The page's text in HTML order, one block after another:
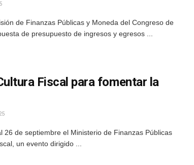
de Finanzas Públicas y Moneda del Congreso de
de presupuesto de ingresos y egresos ...
Fiscal para fomentar la
de septiembre el Ministerio de Finanzas Públicas
un evento dirigido ...